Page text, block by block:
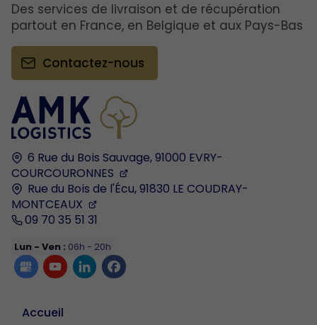
6 Rue du Bois Sauvage,91000 EVRY-
COURCOURONNES
Rue du Bois de l'Écu,91830 LE COUDRAY-
MONTCEAUX
09 70 35 51 31
Lun - Ven : 06h - 20h
Accueil
Des services de livraison et de récupération
partout en France, en Belgique et aux Pays-Bas
Contactez-nous